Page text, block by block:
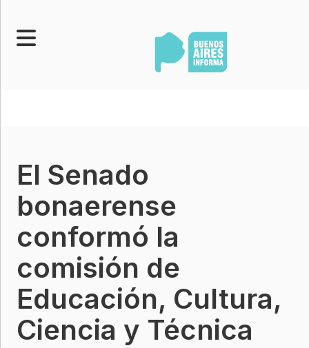
Legislatura
Municipios
Contacto
El Senado
bonaerense
conformó la
comisión de
Educación, Cultura,
Ciencia y Técnica